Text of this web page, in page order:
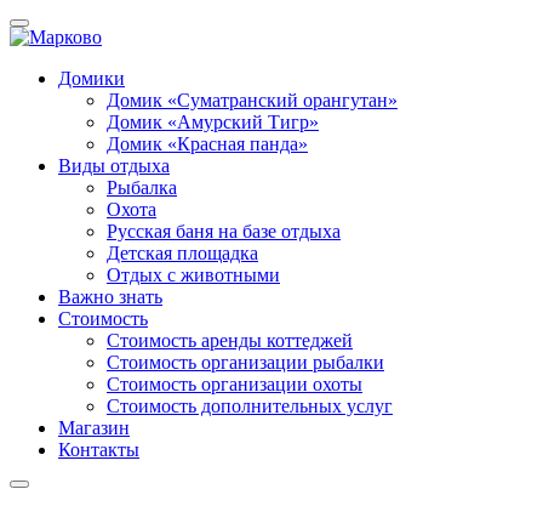
Домики
Домик «Суматранский орангутан»
Домик «Амурский Тигр»
Домик «Красная панда»
Виды отдыха
Рыбалка
Охота
Русская баня на базе отдыха
Детская площадка
Отдых с животными
Важно знать
Стоимость
Стоимость аренды коттеджей
Стоимость организации рыбалки
Стоимость организации охоты
Стоимость дополнительных услуг
Магазин
Контакты